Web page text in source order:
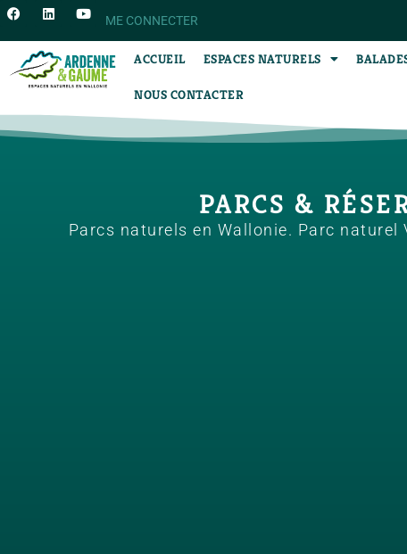
ME CONNECTER
ACCUEIL ESPACES NATURELS
NOUS CONTACTER
PARCS &
Parcs naturels en Wallonie. Parc